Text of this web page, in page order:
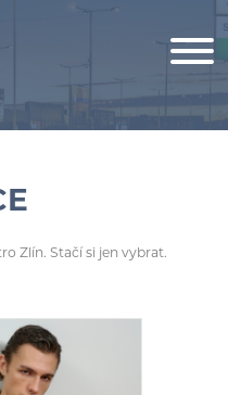
Zlín. Stačí si jen vybrat.